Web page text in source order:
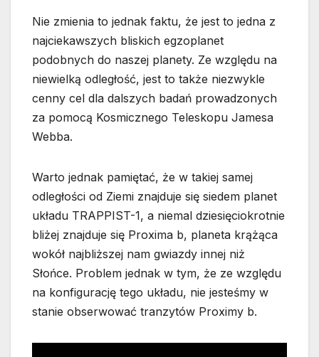
Nie zmienia to jednak faktu, że jest to jedna z
najciekawszych bliskich egzoplanet
podobnych do naszej planety. Ze względu na
niewielką odległość, jest to także niezwykle
cenny cel dla dalszych badań prowadzonych
za pomocą Kosmicznego Teleskopu Jamesa
Webba.
Warto jednak pamiętać, że w takiej samej
odległości od Ziemi znajduje się siedem planet
układu TRAPPIST-1, a niemal dziesięciokrotnie
bliżej znajduje się Proxima b, planeta krążąca
wokół najbliższej nam gwiazdy innej niż
Słońce. Problem jednak w tym, że ze względu
na konfigurację tego układu, nie jesteśmy w
stanie obserwować tranzytów Proximy b.